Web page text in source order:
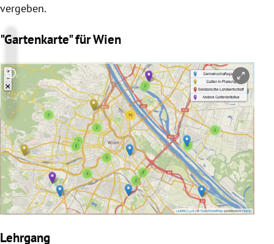
vergeben.
"Gartenkarte" für Wien
Copyright-Hinweis öffnen/schließen
Lehrgang